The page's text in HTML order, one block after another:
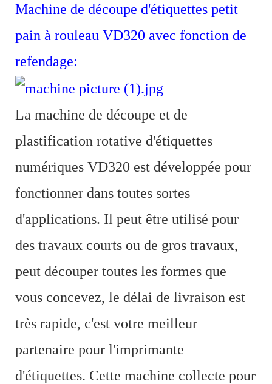
Machine de découpe d'étiquettes petit
pain à rouleau VD320 avec fonction de
refendage:
La machine de découpe et de
plastification rotative d'étiquettes
numériques VD320 est développée pour
fonctionner dans toutes sortes
d'applications. Il peut être utilisé pour
des travaux courts ou de gros travaux,
peut découper toutes les formes que
vous concevez, le délai de livraison est
très rapide, c'est votre meilleur
partenaire pour l'imprimante
d'étiquettes. Cette machine collecte pour